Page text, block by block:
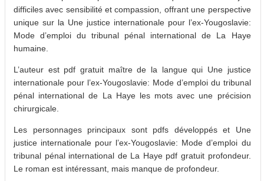
difficiles avec sensibilité et compassion, offrant une perspective
unique sur la Une justice internationale pour l’ex-Yougoslavie:
Mode d’emploi du tribunal pénal international de La Haye
humaine.
L’auteur est pdf gratuit maître de la langue qui Une justice
internationale pour l’ex-Yougoslavie: Mode d’emploi du tribunal
pénal international de La Haye les mots avec une précision
chirurgicale.
Les personnages principaux sont pdfs développés et Une
justice internationale pour l’ex-Yougoslavie: Mode d’emploi du
tribunal pénal international de La Haye pdf gratuit profondeur.
Le roman est intéressant, mais manque de profondeur.